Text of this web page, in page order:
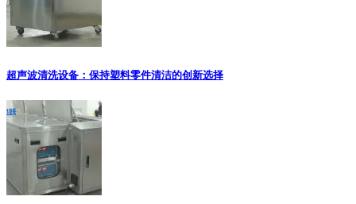
超声波清洗设备：保持塑料零件清洁的创新选择